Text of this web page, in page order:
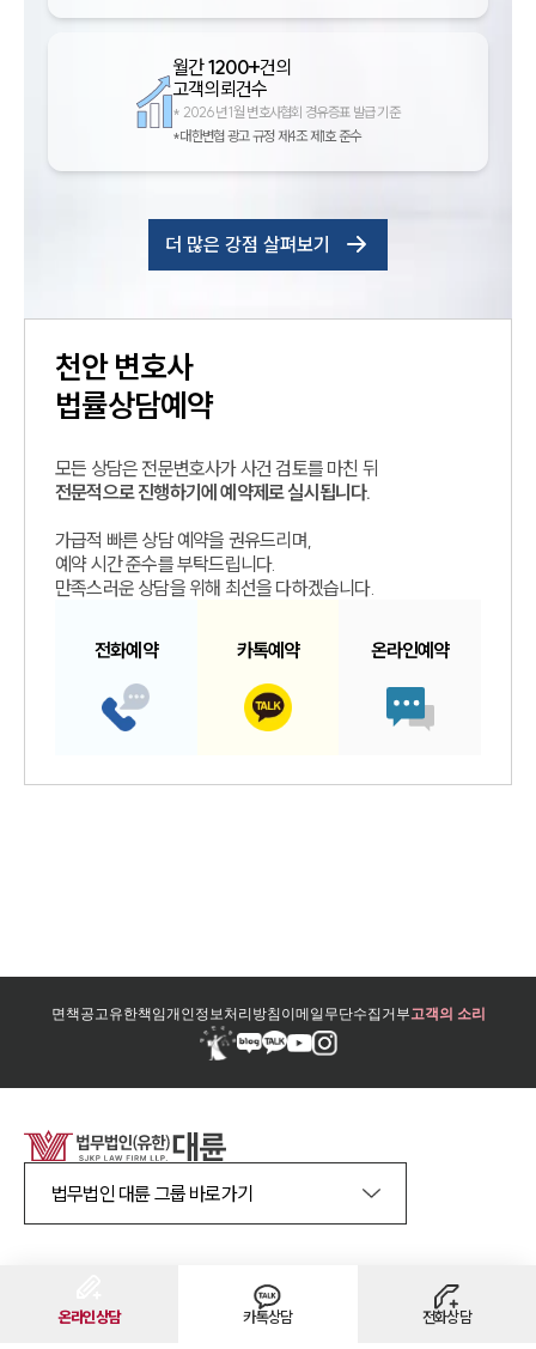
온라인상담 카톡상담 전화상담
월간1200+건의
고객의뢰건수
* 2026년 1월 변호사협회 경유증표 발급 기준
*대한변협 광고 규정 제4조 제1호 준수
더 많은 강점 살펴보기
천안변호사
법률상담예약
모든 상담은 전문변호사가 사건 검토를 마친 뒤
전문적으로 진행하기에 예약제로 실시됩니다.
가급적 빠른 상담 예약을 권유드리며,
예약 시간 준수를 부탁드립니다.
만족스러운 상담을 위해 최선을 다하겠습니다.
전화예약 카톡예약 온라인예약
면책공고유한책임개인정보처리방침이메일무단수집거부고객의 소리
법무법인 대륜 그룹 바로가기
법률상담접수